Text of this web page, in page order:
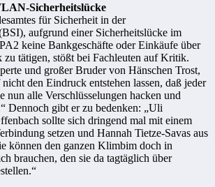
Sicherheitslücke
für Sicherheit in der
aufgrund einer Sicherheitslücke im
keine Bankgeschäfte oder Einkäufe über
zu tätigen, stößt bei Fachleuten auf Kritik.
und großer Bruder von Hänschen Trost,
den Eindruck entstehen lassen, daß jeder
nun alle Verschlüsselungen hacken und
Dennoch gibt er zu bedenken: „Uli
sollte sich dringend mal mit einem
setzen und Hannah Tietze-Savas aus
können den ganzen Klimbim doch in
brauchen, den sie da tagtäglich über